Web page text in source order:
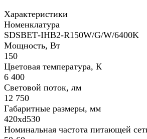
Характеристики
Номенклатура
SDSВЕТ-IHB2-R150W/G/W/6400K
Мощность, Вт
150
Цветовая температура, К
6 400
Световой поток, лм
12 750
Габаритные размеры, мм
420хd530
Номинальная частота питающей